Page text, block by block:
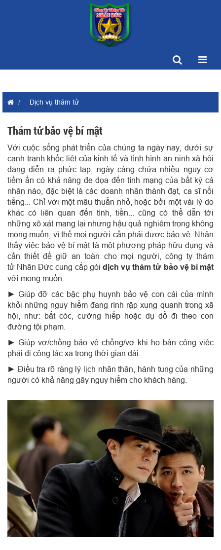
Dịch vụ thám tử
Thám tử bảo vệ bí mật
Với cuộc sống phát triển của chúng ta ngày nay, dưới sự
cạnh tranh khốc liệt của kinh tế và tình hình an ninh xã hội
đang diễn ra phức tạp, ngày càng chứa nhiều nguy cơ
tiềm ẩn có khả năng đe dọa đến tính mạng của bất kỳ cá
nhân nào, đặc biệt là các doanh nhân thành đạt, ca sĩ nổi
tiếng... Chỉ với một mâu thuẫn nhỏ, hoặc bởi một vài lý do
khác có liên quan đến tình, tiền... cũng có thể dẫn tới
những xô xát mang lại nhưng hậu quả nghiêm trọng không
mong muốn, vì thế mọi người cần phải được bảo vệ. Nhận
thấy việc bảo vệ bí mậtlà một phương pháp hữu dụng và
cần thiết để giữ an toàn cho mọi người, công ty thám
tử Nhân Đức cung cấp gói dịch vụ thám tử bảo vệ bí mật
với mong muốn:
► Giúp đỡ các bậc phụ huynh bảo vệ con cái của mình
khỏi những nguy hiểm đang rình rập xung quanh trong xã
hội, như: bắt cóc, cưỡng hiếp hoặc dụ dỗ đi theo con
đường tội phạm.
► Giúp vợ/chồng bảo vệ chồng/vợ khi họ bận công việc
phải đi công tác xa trong thời gian dài.
► Điều tra rõ ràng lý lịch nhân thân, hành tung của những
người có khả năng gây nguy hiểm cho khách hàng.